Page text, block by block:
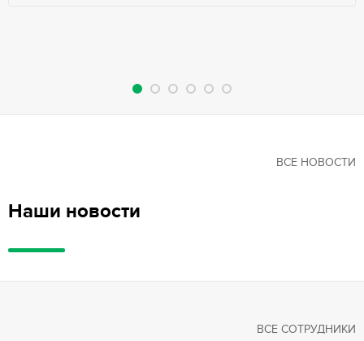
Наши новости
ВСЕ НОВОСТИ
ВСЕ СОТРУДНИКИ